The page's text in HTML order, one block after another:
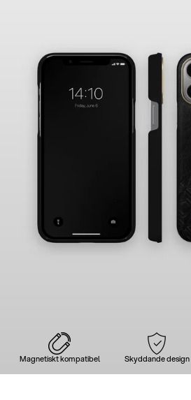
Magnetiskt kompatibel Skyddande design